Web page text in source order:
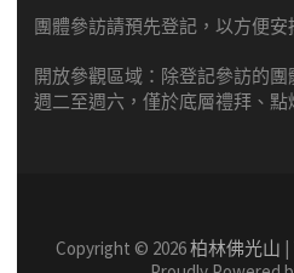
團體參訪請預先登記，以方便安
開放參觀區域： 除登記參訪的團
週二至週六，僅於底層禮拜、點
Copyright © 2026柏林佛光山 |